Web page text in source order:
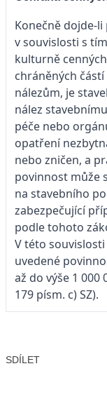
Konečně dojde-
v souvislosti s
kulturně
chráněných
nálezům, je
nález
péče nebo
opatření
nebo zničen, a
povinnost může
na stavebního
zabezpečující
podle tohoto
V této
uvedené
až do výše 1 000
179 písm. c) SZ).
SDÍLET